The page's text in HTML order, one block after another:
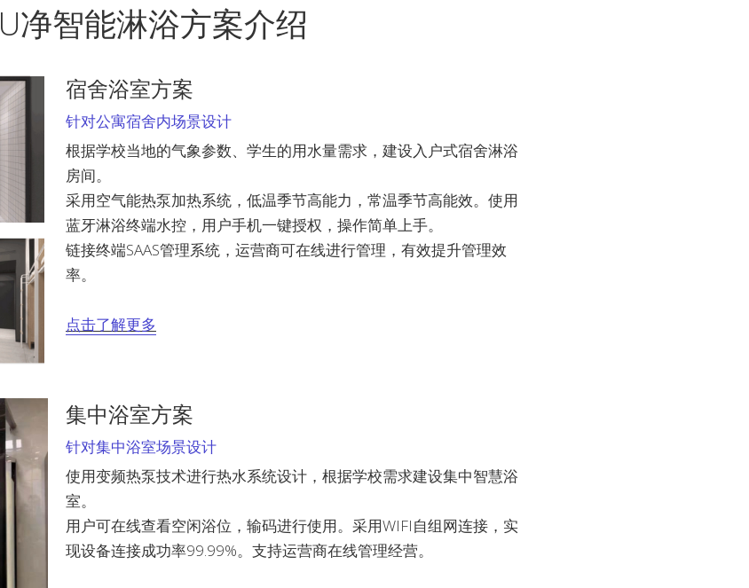
U净智能淋浴方案介绍
宿舍浴室方案
针对公寓宿舍内场景设计
根据学校当地的气象参数、学生的用水量需求，建设入户式宿舍淋浴
房间。
采用空气能热泵加热系统，低温季节高能力，常温季节高能效。使用
蓝牙淋浴终端水控，用户手机一键授权，操作简单上手。
链接终端SAAS管理系统，运营商可在线进行管理，有效提升管理效
率。
点击了解更多
集中浴室方案
针对集中浴室场景设计
使用变频热泵技术进行热水系统设计，根据学校需求建设集中智慧浴
室。
用户可在线查看空闲浴位，输码进行使用。采用WIFI自组网连接，实
现设备连接成功率99.99%。支持运营商在线管理经营。